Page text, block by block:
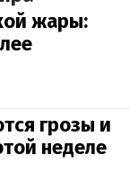
жары:
грозы и
неделе